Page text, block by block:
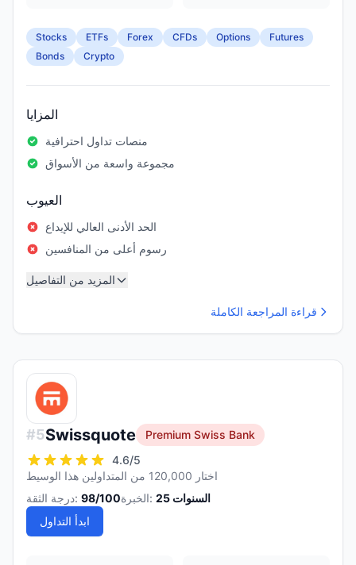
Stocks ETFs Forex CFDs Options
Futures
Bonds
Crypto
المزايا
منصات تداول احترافية
مجموعة واسعة من الأسواق
العيوب
الحد الأدنى العالي للإيداع
رسوم أعلى من المنافسين
المزيد من التفاصيل
قراءة المراجعة الكاملة
#5Swissquote
Premium Swiss Bank
4.6/5
اختار 120,000 من المتداولين هذا الوسيط
درجة الثقة: 98/100 الخبرة: 25 السنوات
ابدأ التداول